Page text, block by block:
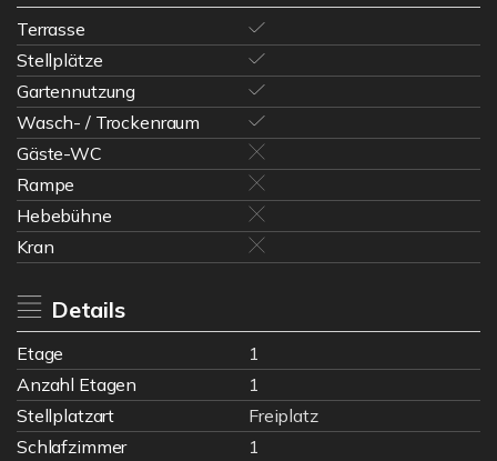
Terrasse
Stellplätze
Gartennutzung
Wasch- / Trockenraum
Gäste-WC
Rampe
Hebebühne
Kran
Details
Etage
1
Anzahl Etagen
1
Stellplatzart
Freiplatz
Schlafzimmer
1